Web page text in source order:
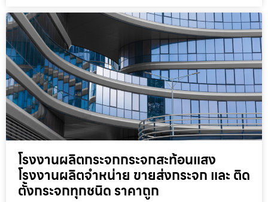
โรงงานผลิตกระจกกระจกสะท้อนแสง
โรงงานผลิตจำหน่าย ขายส่งกระจก และ ติด
ตั้งกระจกทุกชนิด ราคาถูก